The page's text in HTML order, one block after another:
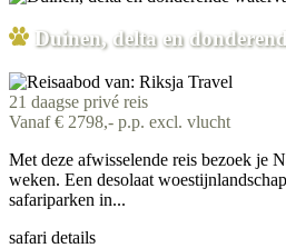
Duinen, delta en
21 daagse privé reis
Vanaf € 2798,- p.p. excl. vlucht
Met deze afwisselende reis bezoek je
weken. Een desolaat
safariparken in...
safari details